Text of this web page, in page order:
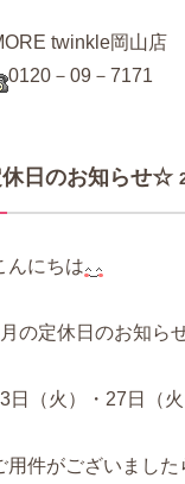
twinkle岡山店
0120－09－7171
日のお知らせ☆
んにちは
の定休日のお知ら
日（火）・27日（
用件がございました